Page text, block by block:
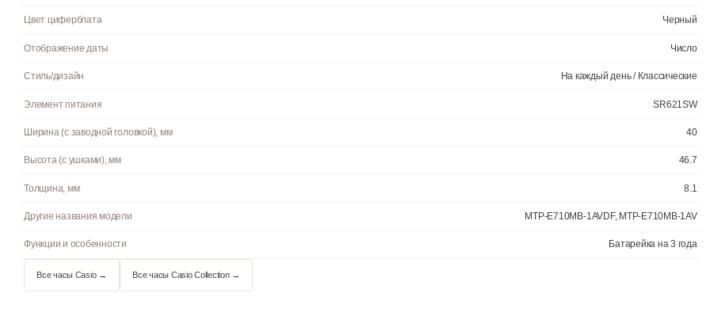
Материал корпуса
Браслет/ремешок
Цвет циферблата
Отображение даты
Стиль/дизайн На